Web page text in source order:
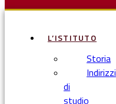
L’ISTITUTO
Storia
Indirizzi
di
studio